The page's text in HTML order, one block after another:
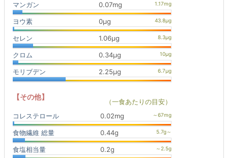
マンガン 0.07mg
ヨウ素 0μg
セレン 1.06μg
クロム 0.34μg
モリブデン 2.25μg
【その他】
（一食あたりの目安）
コレステロール
0.02mg
食物繊維 総量 0.44g
食塩相当量 0.2g